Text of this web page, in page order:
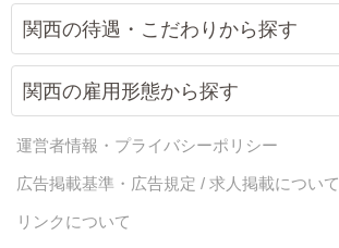
関西の待遇・こだわりから探す
関西の雇用形態から探す
運営者情報・プライバシーポリシー
広告掲載基準・広告規定 / 求人掲載について
リンクについて